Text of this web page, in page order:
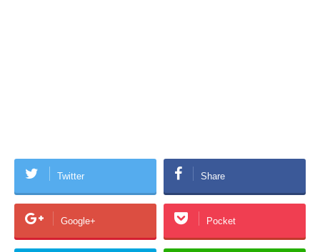
Twitter Share
Google+ Pocket